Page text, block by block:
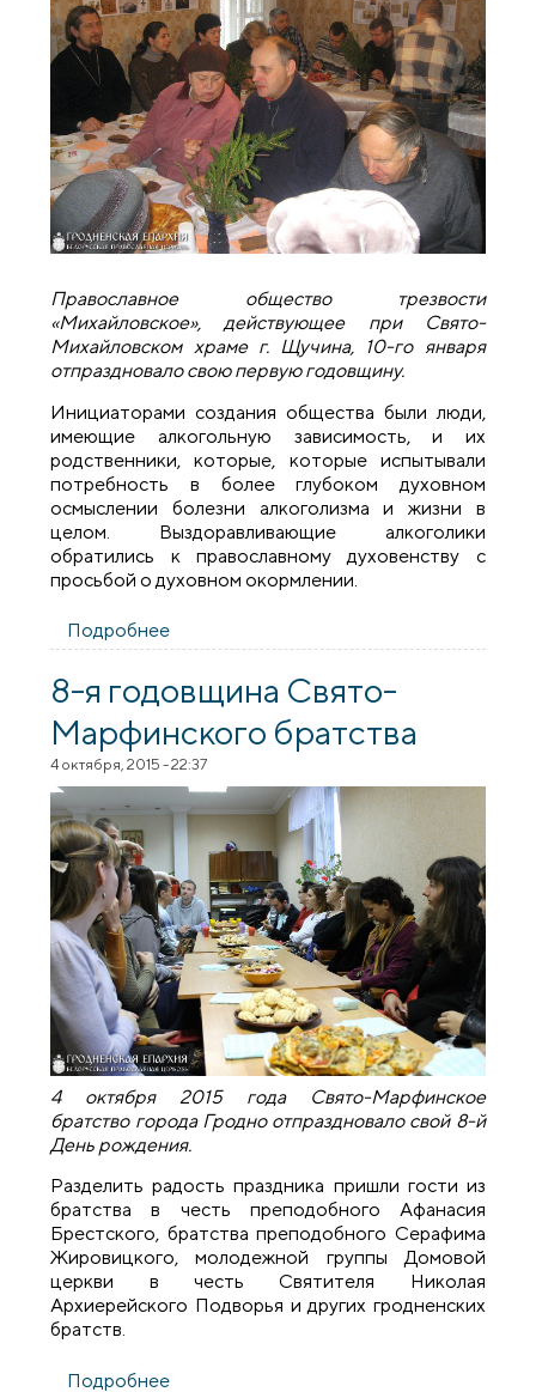
Православное общество трезвости
«Михайловское», действующее при Свято-
Михайловском храме г. Щучина, 10-го января
отпраздновало свою первую годовщину.
Инициаторами создания общества были люди,
имеющие алкогольную зависимость, и их
родственники, которые, которые испытывали
потребность в более глубоком духовном
осмыслении болезни алкоголизма и жизни в
целом. Выздоравливающие алкоголики
обратились к православному духовенству с
просьбой о духовном окормлении.
Подробнее
трезвости «Михайловское»
8-я годовщина Свято-
Марфинского братства
4 октября, 2015 - 22:37
4 октября 2015 года Свято-Марфинское
братство города Гродно отпраздновало свой 8-й
День рождения.
Разделить радость праздника пришли гости из
братства в честь преподобного Афанасия
Брестского, братства преподобного Серафима
Жировицкого, молодежной группы Домовой
церкви в честь Святителя Николая
Архиерейского Подворья и других гродненских
братств.
Подробнее